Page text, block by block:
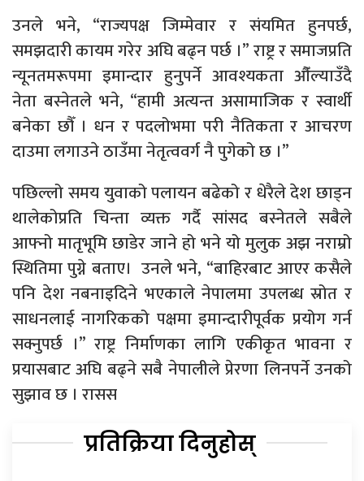
उनले भने, “राज्यपक्ष जिम्मेवार र संयमित हुनपर्छ,
समझदारी कायम गरेर अघि बढ्न पर्छ ।” राष्ट्र र समाजप्रति
न्यूनतमरूपमा इमान्दार हुनुपर्ने आवश्यकता औँल्याउँदै
नेता बस्नेतले भने, “हामी अत्यन्त असामाजिक र स्वार्थी
बनेका छौँ । धन र पदलोभमा परी नैतिकता र आचरण
दाउमा लगाउने ठाउँमा नेतृत्ववर्ग नै पुगेको छ ।”
पछिल्लो समय युवाको पलायन बढेको र धेरैले देश छाड्न
थालेकोप्रति चिन्ता व्यक्त गर्दै सांसद बस्नेतले सबैले
आफ्नो मातृभूमि छाडेर जाने हो भने यो मुलुक अझ नराम्रो
स्थितिमा पुग्ने बताए। उनले भने, “बाहिरबाट आएर कसैले
पनि देश नबनाइदिने भएकाले नेपालमा उपलब्ध स्रोत र
साधनलाई नागरिकको पक्षमा इमान्दारीपूर्वक प्रयोग गर्न
सक्नुपर्छ ।” राष्ट्र निर्माणका लागि एकीकृत भावना र
प्रयासबाट अघि बढ्ने सबै नेपालीले प्रेरणा लिनपर्ने उनको
सुझाव छ । रासस
प्रतिक्रिया दिनुहोस्